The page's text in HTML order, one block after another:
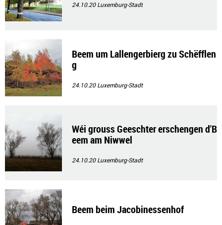
24.10.20Luxemburg-Stadt
Beem um Lallengerbierg zu Schëfflen
g
24.10.20Luxemburg-Stadt
Wéi grouss Geeschter erschengen d'B
eem am Niwwel
24.10.20Luxemburg-Stadt
Beem beim Jacobinessenhof